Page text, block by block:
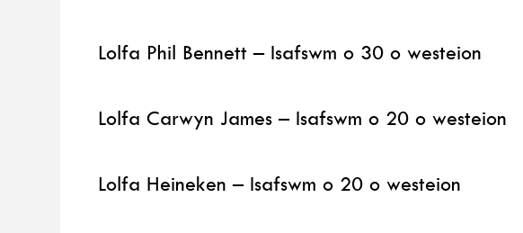
Lolfa Phil Bennett – Isafswm o 30 o westeion
Lolfa Carwyn James – Isafswm o 20 o westeion
Lolfa Heineken – Isafswm o 20 o westeion